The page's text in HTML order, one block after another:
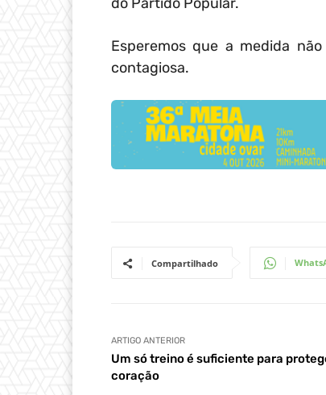
Esperemos que a medida
contagiosa.
Compartilhado
ARTIGO ANTERIOR
Um só treino é suficiente para
coração